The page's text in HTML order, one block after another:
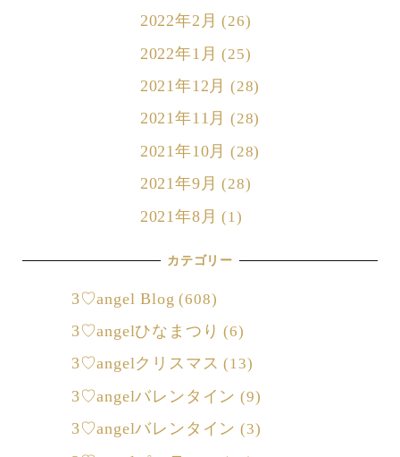
2022年2月 (26)
2022年1月 (25)
2021年12月 (28)
2021年11月 (28)
2021年10月 (28)
2021年9月 (28)
2021年8月 (1)
カテゴリー
3♡angel Blog (608)
3♡angelひなまつり (6)
3♡angelクリスマス (13)
3♡angelバレンタイン (9)
3♡angelバレンタイン (3)